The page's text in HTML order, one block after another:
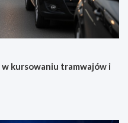
kursowaniu tramwajów i